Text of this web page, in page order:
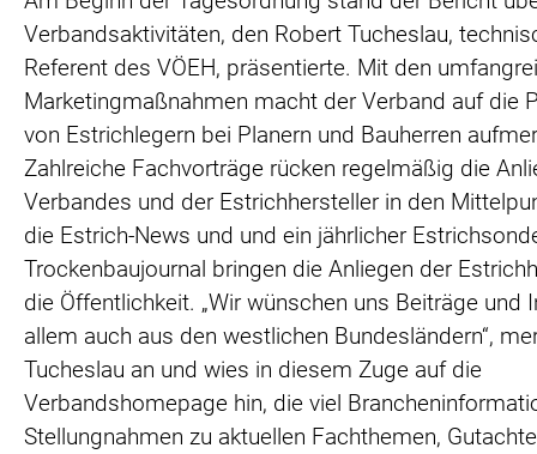
Verbandsaktivitäten, den Robert Tucheslau,
Referent des VÖEH, präsentierte. Mit den
Marketingmaßnahmen macht der Verband auf die
von Estrichlegern bei Planern und Bauherren
Zahlreiche Fachvorträge rücken regelmäßig die
Verbandes und der Estrichhersteller in den
die Estrich-News und und ein jährlicher
Trockenbaujournal bringen die Anliegen der
die Öffentlichkeit. „Wir wünschen uns Beiträge und
allem auch aus den westlichen Bundesländern“,
Tucheslau an und wies in diesem Zuge auf die
Verbandshomepage hin, die viel
Stellungnahmen zu aktuellen Fachthemen,